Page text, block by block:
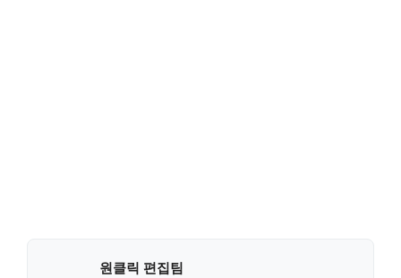
원클릭 편집팀